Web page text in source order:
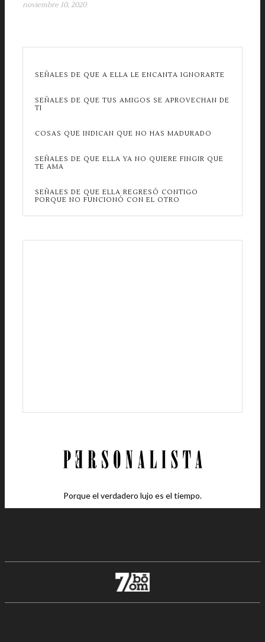
noviembre 10, 2020
SEÑALES DE QUE A ELLA LE ENCANTA IGNORARTE
SEÑALES DE QUE TUS AMIGOS SE APROVECHAN DE
TI
COSAS QUE INDICAN QUE NO HAS MADURADO
SEÑALES DE QUE ELLA YA NO QUIERE FINGIR QUE
TE AMA
SEÑALES DE QUE ELLA REGRESÓ CONTIGO
PORQUE NO FUNCIONÓ CON EL OTRO
Porque el verdadero lujo es el tiempo.